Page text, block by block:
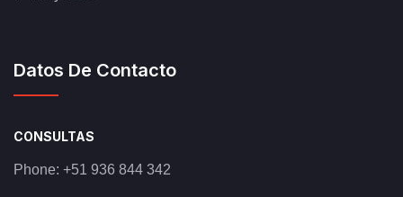
Datos De Contacto
CONSULTAS
Phone: +51 936 844 342